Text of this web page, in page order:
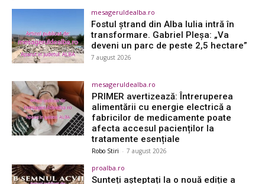
mesageruldealba.ro
Fostul ștrand din Alba Iulia intră în
transformare. Gabriel Pleșa: „Va
deveni un parc de peste 2,5 hectare”
7 august 2026
mesageruldealba.ro
PRIMER avertizează: Întreruperea
alimentării cu energie electrică a
fabricilor de medicamente poate
afecta accesul pacienților la
tratamente esențiale
Robo Stiri - 7 august 2026
proalba.ro
Sunteți așteptați la o nouă ediție a